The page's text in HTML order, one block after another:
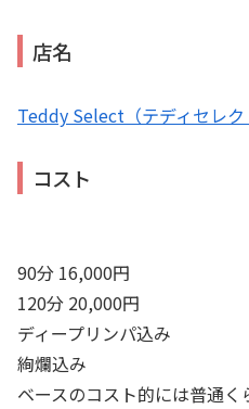
店名
Teddy Select（テディセレク
コスト
90分 16,000円
120分 20,000円
ディープリンパ込み
絢爛込み
ベースのコスト的には普通く